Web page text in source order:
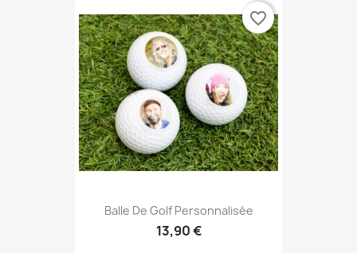
Balle De Golf Personnalisée
13,90 €
favorite_border